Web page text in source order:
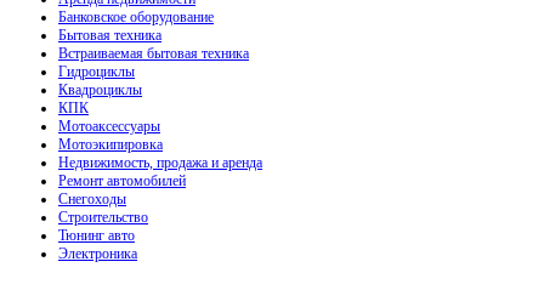
Банковское оборудование
Бытовая техника
Встраиваемая бытовая техника
Гидроциклы
Квадроциклы
КПК
Мотоаксессуары
Мотоэкипировка
Недвижимость, продажа и аренда
Ремонт автомобилей
Снегоходы
Строительство
Тюнинг авто
Электроника